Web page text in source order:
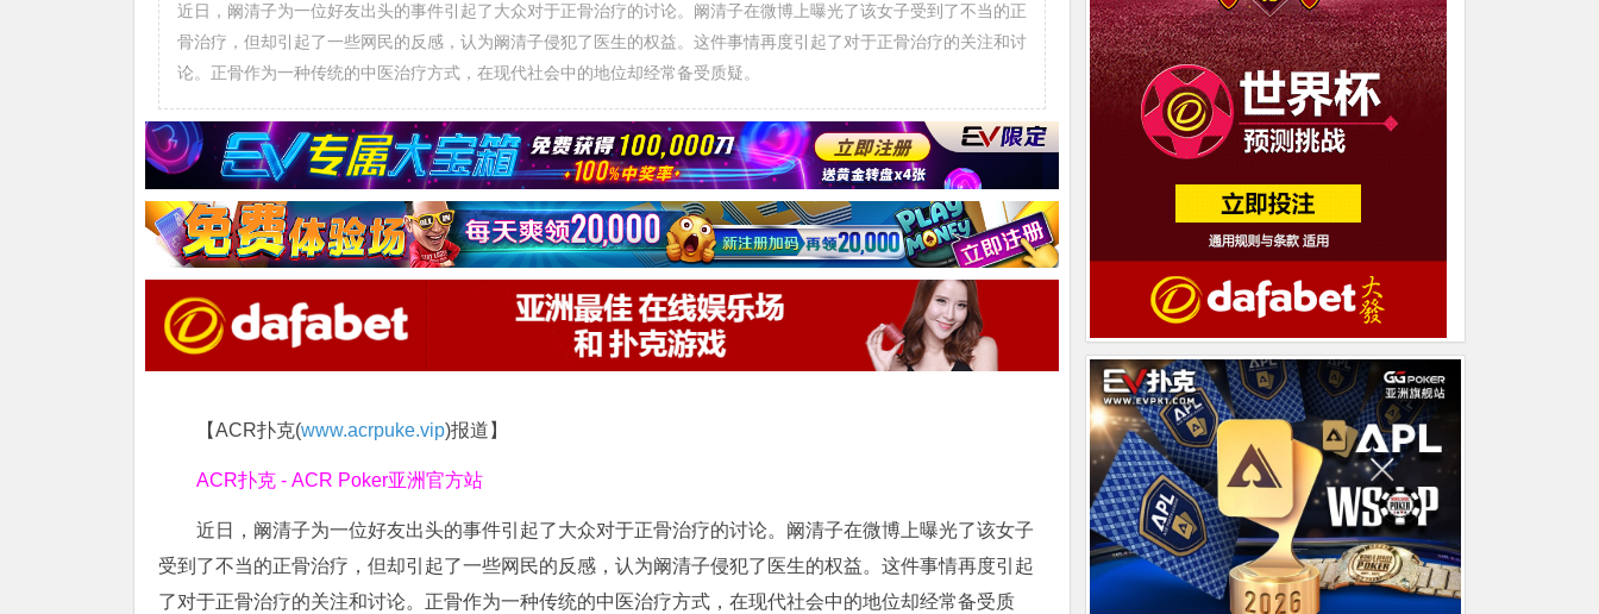
近日，阚清子为一位好友出头的事件引起了大众对于正骨治疗的讨论。阚清子在微博上曝光了该女子受到了不当的正
骨治疗，但却引起了一些网民的反感，认为阚清子侵犯了医生的权益。这件事情再度引起了对于正骨治疗的关注和讨
论。正骨作为一种传统的中医治疗方式，在现代社会中的地位却经常备受质疑。
【ACR扑克(www.acrpuke.vip)报道】
ACR扑克 - ACR Poker亚洲官方站
近日，阚清子为一位好友出头的事件引起了大众对于正骨治疗的讨论。阚清子在微博上曝光了该女子
受到了不当的正骨治疗，但却引起了一些网民的反感，认为阚清子侵犯了医生的权益。这件事情再度引起
了对于正骨治疗的关注和讨论。正骨作为一种传统的中医治疗方式，在现代社会中的地位却经常备受质